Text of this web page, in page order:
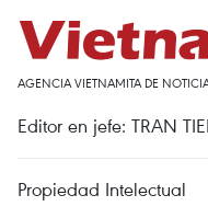
AGENCIA VIETNAMITA DE
Editor en jefe: TRAN
Propiedad Intelectual